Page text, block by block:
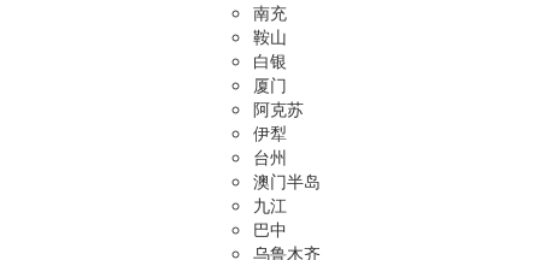
南充
鞍山
白银
厦门
阿克苏
伊犁
台州
澳门半岛
九江
巴中
乌鲁木齐